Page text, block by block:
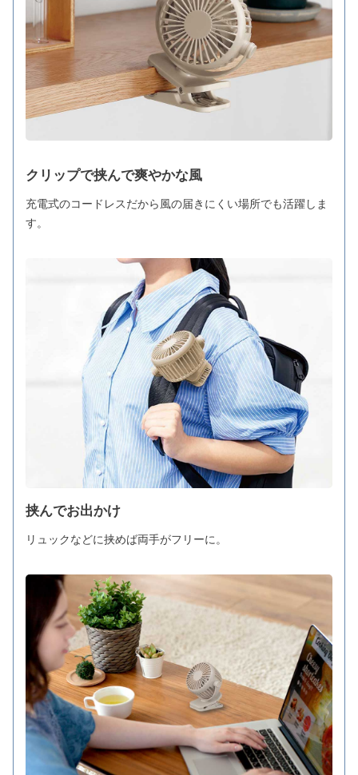
クリップで挟んで爽やかな風
充電式のコードレスだから風の届きにくい場所でも活躍しま
す。
挟んでお出かけ
リュックなどに挟めば両手がフリーに。